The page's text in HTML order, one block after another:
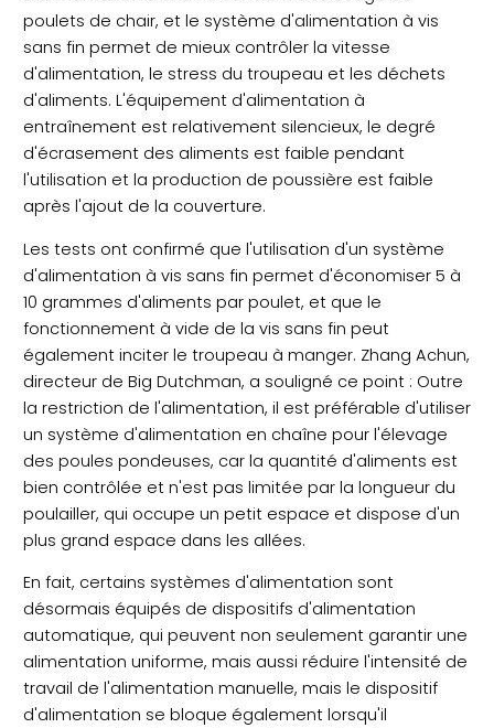
poulets de chair, et le système d'alimentation à vis
sans fin permet de mieux contrôler la vitesse
d'alimentation, le stress du troupeau et les déchets
d'aliments. L'équipement d'alimentation à
entraînement est relativement silencieux, le degré
d'écrasement des aliments est faible pendant
l'utilisation et la production de poussière est faible
après l'ajout de la couverture.
Les tests ont confirmé que l'utilisation d'un système
d'alimentation à vis sans fin permet d'économiser 5 à
10 grammes d'aliments par poulet, et que le
fonctionnement à vide de la vis sans fin peut
également inciter le troupeau à manger. Zhang Achun,
directeur de Big Dutchman, a souligné ce point : Outre
la restriction de l'alimentation, il est préférable d'utiliser
un système d'alimentation en chaîne pour l'élevage
des poules pondeuses, car la quantité d'aliments est
bien contrôlée et n'est pas limitée par la longueur du
poulailler, qui occupe un petit espace et dispose d'un
plus grand espace dans les allées.
En fait, certains systèmes d'alimentation sont
désormais équipés de dispositifs d'alimentation
automatique, qui peuvent non seulement garantir une
alimentation uniforme, mais aussi réduire l'intensité de
travail de l'alimentation manuelle, mais le dispositif
d'alimentation se bloque également lorsqu'il